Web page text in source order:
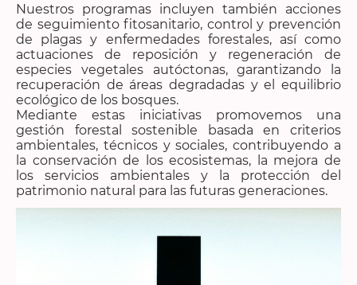
Nuestros programas incluyen también acciones
de seguimiento fitosanitario, control y prevención
de plagas y enfermedades forestales, así como
actuaciones de reposición y regeneración de
especies vegetales autóctonas, garantizando la
recuperación de áreas degradadas y el equilibrio
ecológico de los bosques.
Mediante estas iniciativas promovemos una
gestión forestal sostenible basada en criterios
ambientales, técnicos y sociales, contribuyendo a
la conservación de los ecosistemas, la mejora de
los servicios ambientales y la protección del
patrimonio natural para las futuras generaciones.